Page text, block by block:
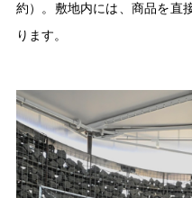
約）。敷地内には、商品を直
ります。